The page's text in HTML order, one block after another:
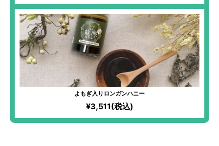
よもぎ入りロンガンハニー
¥3,511(税込)